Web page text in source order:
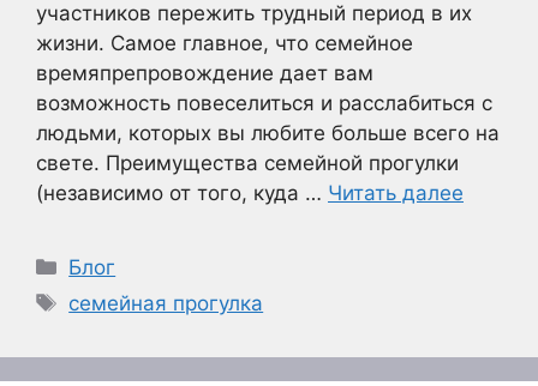
участников пережить трудный период в их
жизни. Самое главное, что семейное
времяпрепровождение дает вам
возможность повеселиться и расслабиться с
людьми, которых вы любите больше всего на
свете. Преимущества семейной прогулки
(независимо от того, куда … Читать далее
Рубрики
Блог
Метки
семейная прогулка